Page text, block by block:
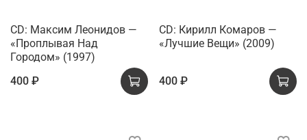
CD: Максим Леонидов —
«Проплывая Над
Городом» (1997)
400 ₽
CD: Кирилл Комаров —
«Лучшие Вещи» (2009)
400 ₽